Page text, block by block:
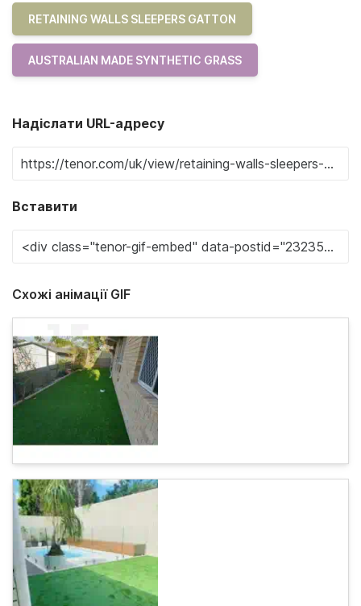
RETAINING WALLS SLEEPERS GATTON
AUSTRALIAN MADE SYNTHETIC GRASS
Надіслати URL-адресу
Вставити
Схожі анімації GIF